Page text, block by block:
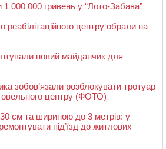
000 000 гривень у “Лото-Забава”
реабілітаційного центру обрали на
новий майданчик для
зобов’язали розблокувати тротуар
центру (ФОТО)
см та шириною до 3 метрів: у
під’їзд до житлових